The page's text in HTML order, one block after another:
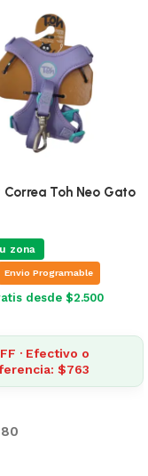
Correa Toh Neo Gato
zona
Envio Programable
desde $2.500
· Efectivo o
$763